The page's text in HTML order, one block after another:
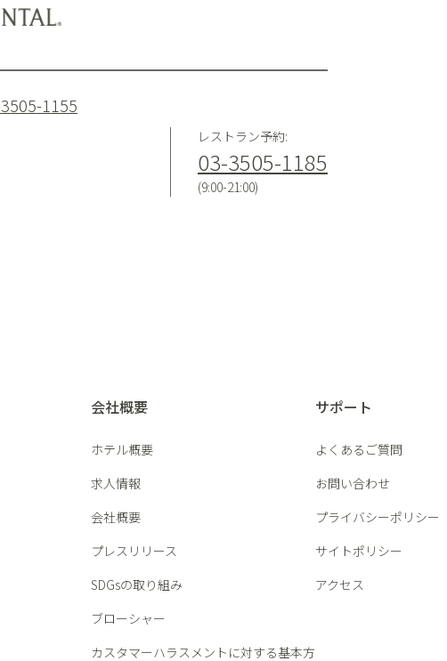
1155
レストラン予約:
03-3505-1185
(9:00-21:00)
会社概要
ホテル概要
求人情報
会社概要
プレスリリース
SDGsの取り組み
ブローシャー
カスタマーハラスメントに対する基本方
サポート
よくあるご質問
お問い合わせ
プライバシーポリシー
サイトポリシー
アクセス